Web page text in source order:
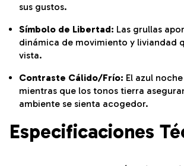
sus gustos.
Símbolo de Libertad: Las grullas
dinámica de movimiento y liviandad
vista.
Contraste Cálido/Frío: El azul
mientras que los tonos tierra
ambiente se sienta acogedor.
Especificaciones